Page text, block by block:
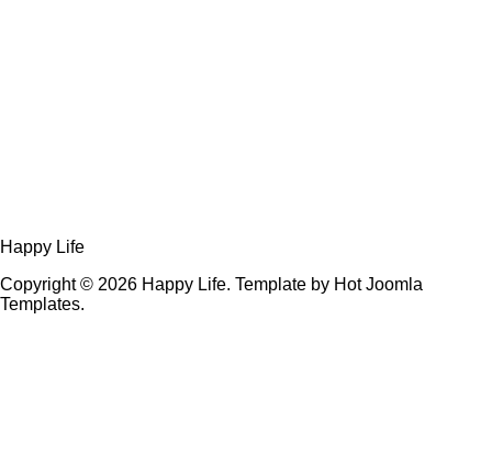
Happy Life
Copyright © 2026 Happy Life. Template by Hot Joomla
Templates.